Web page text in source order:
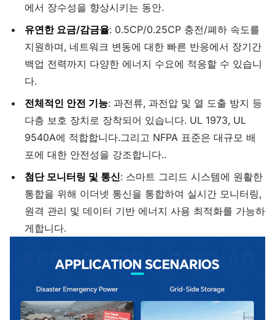
에서 장수성을 향상시키는 동안.
유연한 요금/감금율: 0.5CP/0.25CP 충전/폐하 속도를
지원하며, 네트워크 변동에 대한 빠른 반응에서 장기간
백업 전력까지 다양한 에너지 수요에 적응할 수 있습니
다.
전체적인 안전 기능: 과전류, 과전압 및 열 도출 방지 등
다층 보호 장치로 장착되어 있습니다. UL 1973, UL
9540A에 적합합니다.그리고 NFPA 표준은 대규모 배
포에 대한 안전성을 강조합니다..
첨단 모니터링 및 통신: 스마트 그리드 시스템에 원활한
통합을 위해 이더넷 통신을 통합하여 실시간 모니터링,
원격 관리 및 데이터 기반 에너지 사용 최적화를 가능하
게합니다.